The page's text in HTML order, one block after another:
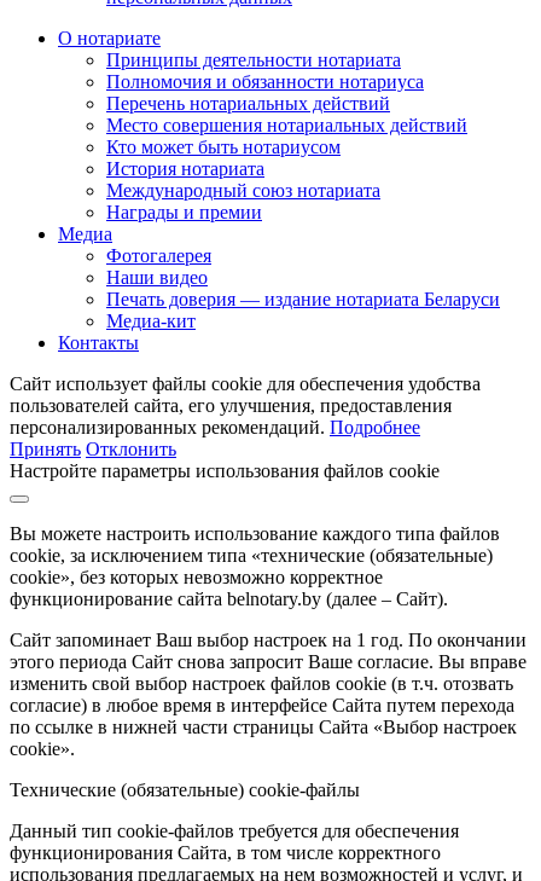
О нотариате
Принципы деятельности нотариата
Полномочия и обязанности нотариуса
Перечень нотариальных действий
Место совершения нотариальных действий
Кто может быть нотариусом
История нотариата
Международный союз нотариата
Награды и премии
Медиа
Фотогалерея
Наши видео
Печать доверия — издание нотариата Беларуси
Медиа-кит
Контакты
Сайт использует файлы cookie для обеспечения удобства
пользователей сайта, его улучшения, предоставления
персонализированных рекомендаций. Подробнее
Принять Отклонить
Настройте параметры использования файлов cookie
Вы можете настроить использование каждого типа файлов
cookie, за исключением типа «технические (обязательные)
cookie», без которых невозможно корректное
функционирование сайта belnotary.by (далее – Сайт).
Сайт запоминает Ваш выбор настроек на 1 год. По окончании
этого периода Сайт снова запросит Ваше согласие. Вы вправе
изменить свой выбор настроек файлов cookie (в т.ч. отозвать
согласие) в любое время в интерфейсе Сайта путем перехода
по ссылке в нижней части страницы Сайта «Выбор настроек
cookie».
Технические (обязательные) cookie-файлы
Данный тип cookie-файлов требуется для обеспечения
функционирования Сайта, в том числе корректного
использования предлагаемых на нем возможностей и услуг, и